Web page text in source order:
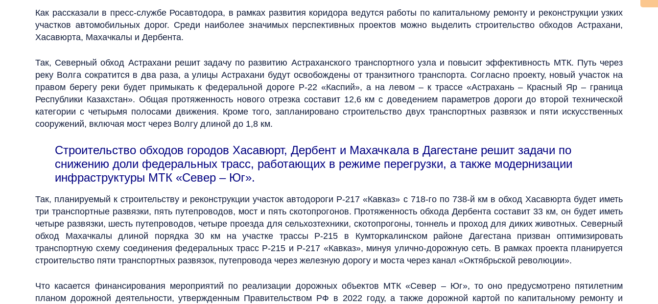
Как рассказали в пресс-службе Росавтодора, в рамках развития коридора ведутся работы по капитальному ремонту и реконструкции узких
участков автомобильных дорог. Среди наиболее значимых перспективных проектов можно выделить строительство обходов Астрахани,
Хасавюрта, Махачкалы и Дербента.
Так, Северный обход Астрахани решит задачу по развитию Астраханского транспортного узла и повысит эффективность МТК. Путь через
реку Волга сократится в два раза, а улицы Астрахани будут освобождены от транзитного транспорта. Согласно проекту, новый участок на
правом берегу реки будет примыкать к федеральной дороге Р-22 «Каспий», а на левом – к трассе «Астрахань – Красный Яр – граница
Республики Казахстан». Общая протяженность нового отрезка составит 12,6 км с доведением параметров дороги до второй технической
категории с четырьмя полосами движения. Кроме того, запланировано строительство двух транспортных развязок и пяти искусственных
сооружений, включая мост через Волгу длиной до 1,8 км.
Строительство обходов городов Хасавюрт, Дербент и Махачкала в Дагестане решит задачи по
снижению доли федеральных трасс, работающих в режиме перегрузки, а также модернизации
инфраструктуры МТК «Север – Юг».
Так, планируемый к строительству и реконструкции участок автодороги Р-217 «Кавказ» с 718-го по 738-й км в обход Хасавюрта будет иметь
три транспортные развязки, пять путепроводов, мост и пять скотопрогонов. Протяженность обхода Дербента составит 33 км, он будет иметь
четыре развязки, шесть путепроводов, четыре проезда для сельхозтехники, скотопрогоны, тоннель и проход для диких животных. Северный
обход Махачкалы длиной порядка 30 км на участке трассы Р-215 в Кумторкалинском районе Дагестана призван оптимизировать
транспортную схему соединения федеральных трасс Р-215 и Р-217 «Кавказ», минуя улично-дорожную сеть. В рамках проекта планируется
строительство пяти транспортных развязок, путепровода через железную дорогу и моста через канал «Октябрьской революции».
Что касается финансирования мероприятий по реализации дорожных объектов МТК «Север – Юг», то оно предусмотрено пятилетним
планом дорожной деятельности, утвержденным Правительством РФ в 2022 году, а также дорожной картой по капитальному ремонту и